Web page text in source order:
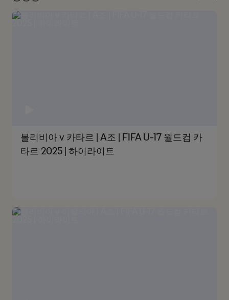
볼리비아 v 카타르 | A조 | FIFA U-17 월드컵 카
타르 2025 | 하이라이트